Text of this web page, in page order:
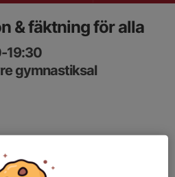
& fäktning för alla
19:30
gymnastiksal